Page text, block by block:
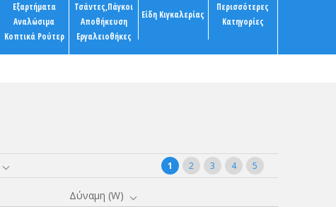
Εξαρτήματα
Αναλώσιμα
Κοπτικά Ρούτερ
Τσάντες,Πάγκοι
Αποθήκευση
Εργαλειοθήκες
Είδη Κιγκαλερίας
Περισσότερες
Κατηγορίες
1 2 3 4 5
Δύναμη (W)